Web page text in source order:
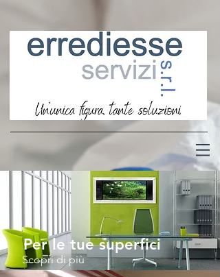
Per le tue superfici
Scopri di più